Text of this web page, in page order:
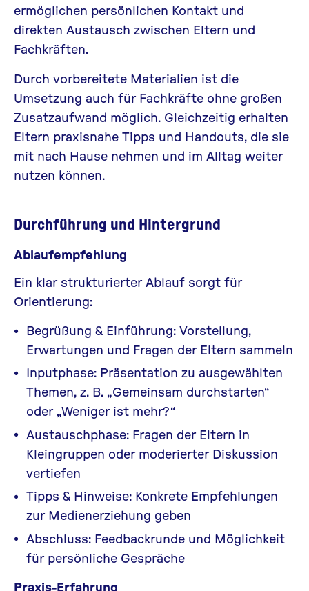
ermöglichen persönlichen Kontakt und
direkten Austausch zwischen Eltern und
Fachkräften.
Durch vorbereitete Materialien ist die
Umsetzung auch für Fachkräfte ohne großen
Zusatzaufwand möglich. Gleichzeitig erhalten
Eltern praxisnahe Tipps und Handouts, die sie
mit nach Hause nehmen und im Alltag weiter
nutzen können.
Durchführung und Hintergrund
Ablaufempfehlung
Ein klar strukturierter Ablauf sorgt für
Orientierung:
Begrüßung & Einführung: Vorstellung,
Erwartungen und Fragen der Eltern sammeln
Inputphase: Präsentation zu ausgewählten
Themen, z. B. „Gemeinsam durchstarten“
oder „Weniger ist mehr?“
Austauschphase: Fragen der Eltern in
Kleingruppen oder moderierter Diskussion
vertiefen
Tipps & Hinweise: Konkrete Empfehlungen
zur Medienerziehung geben
Abschluss: Feedbackrunde und Möglichkeit
für persönliche Gespräche
Praxis-Erfahrung